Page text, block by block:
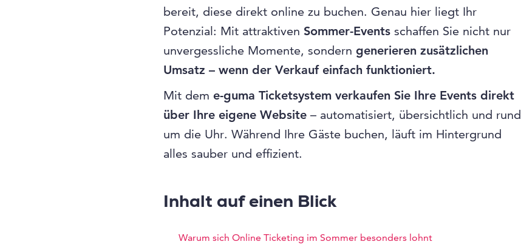
bereit, diese direkt online zu buchen. Genau hier liegt Ihr
Potenzial: Mit attraktiven Sommer-Eventsschaffen Sie nicht nur
unvergessliche Momente, sondern generieren zusätzlichen
Umsatz – wenn der Verkauf einfach funktioniert.
Mit dem e-guma Ticketsystem verkaufen Sie Ihre Events direkt
über Ihre eigene Website– automatisiert, übersichtlich und rund
um die Uhr. Während Ihre Gäste buchen, läuft im Hintergrund
alles sauber und effizient.
Inhalt auf einen Blick
Warum sich Online Ticketing im Sommer besonders lohnt